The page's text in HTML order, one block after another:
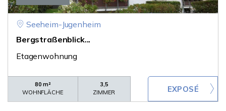
Seeheim-Jugenheim
Bergstraßenblick...
Etagenwohnung
80 m²
WOHNFLÄCHE
3,5
ZIMMER